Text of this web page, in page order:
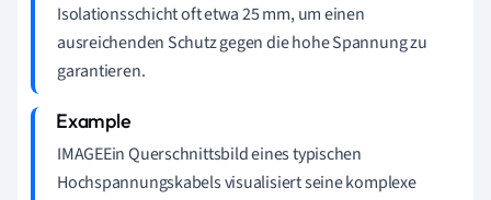
Isolationsschicht oft etwa 25 mm, um einen
ausreichenden Schutz gegen die hohe Spannung zu
garantieren.
IMAGEEin Querschnittsbild eines typischen
Hochspannungskabels visualisiert seine komplexe